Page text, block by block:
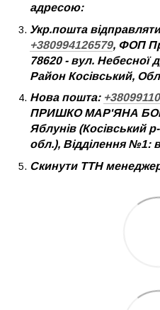
адресою:
Укр.пошта
+380994126579, ФОП
78620 - вул. Небесної
Район Косівський,
Нова пошта:
ПРИШКО МАР'ЯНА
Яблунів (Косівський
обл.), Відділення №1:
Скинути ТТН